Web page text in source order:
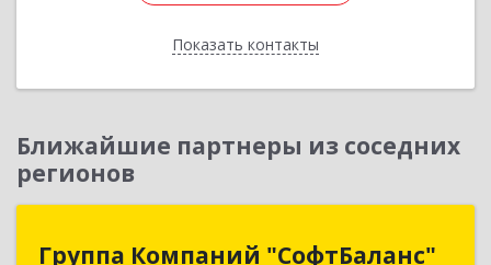
Показать контакты
Назад
Ближайшие партнеры из соседних
регионов
Группа Компаний "СофтБаланс"
Группа Компаний "СофтБаланс"